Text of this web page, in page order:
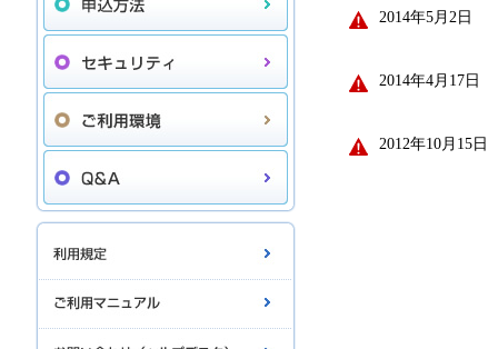
2014年5月2日
2014年4月17日
2012年10月15日